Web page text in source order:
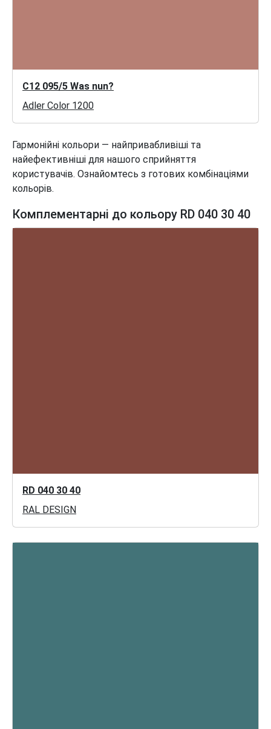
C12 095/5 Was nun?
Adler Color 1200
Гармонійні кольори — найпривабливіші та
найефективніші для нашого сприйняття
користувачів. Ознайомтесь з готових комбінаціями
кольорів.
Комплементарні до кольору RD 040 30 40
RD 040 30 40
RAL DESIGN